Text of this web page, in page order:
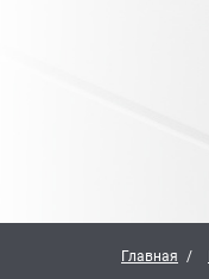
Главная